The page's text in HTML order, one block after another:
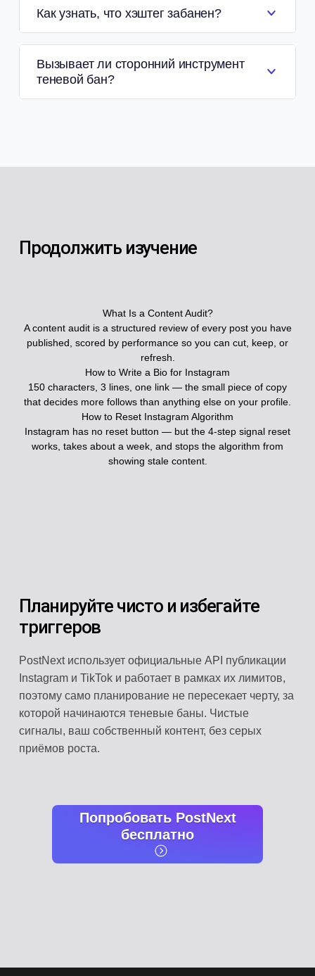
Как узнать, что хэштег забанен?
Вызывает ли сторонний инструмент
теневой бан?
Продолжить изучение
What Is a Content Audit?
A content audit is a structured review of every post you have
published, scored by performance so you can cut, keep, or
refresh.
How to Write a Bio for Instagram
150 characters, 3 lines, one link — the small piece of copy
that decides more follows than anything else on your profile.
How to Reset Instagram Algorithm
Instagram has no reset button — but the 4-step signal reset
works, takes about a week, and stops the algorithm from
showing stale content.
Планируйте чисто и избегайте
триггеров
PostNext использует официальные API публикации
Instagram и TikTok и работает в рамках их лимитов,
поэтому само планирование не пересекает черту, за
которой начинаются теневые баны. Чистые
сигналы, ваш собственный контент, без серых
приёмов роста.
Попробовать PostNext
бесплатно